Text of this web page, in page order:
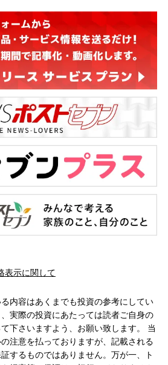
表示に関して
内容はあくまでも投資の参考にしてい
実際の投資にあたっては読者ご自身の
下さいますよう、お願い致します。 当
注意を払っておりますが、記載される
するものではありません。万が一、ト